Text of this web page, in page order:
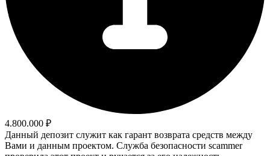
4.800.000 ₽
Данный депозит служит как гарант возврата средств между
Вами и данным проектом. Служба безопасности scammer